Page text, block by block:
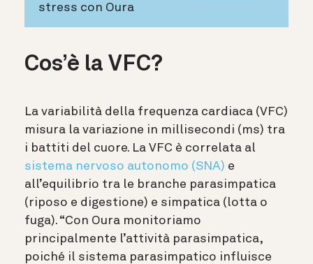
stress con Oura
Cos’è la VFC?
La variabilità della frequenza cardiaca (VFC)
misura la variazione in millisecondi (ms) tra
i battiti del cuore. La VFC è correlata al
sistema nervoso autonomo (SNA) e
all’equilibrio tra le branche parasimpatica
(riposo e digestione) e simpatica (lotta o
fuga). “Con Oura monitoriamo
principalmente l’attività parasimpatica,
poiché il sistema parasimpatico influisce